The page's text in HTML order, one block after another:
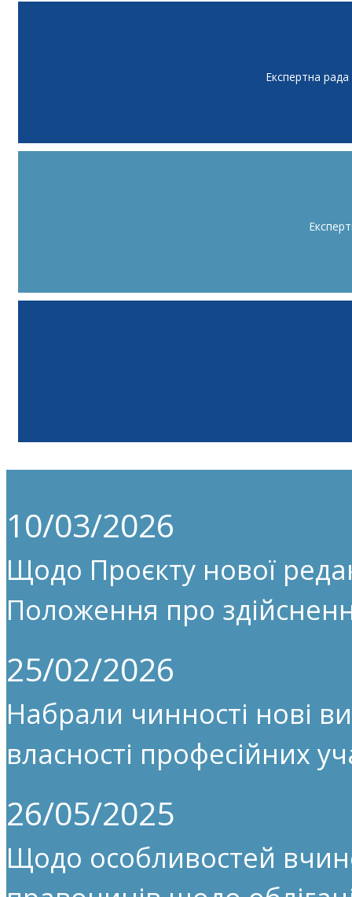
Експертна
10/03/2026
Щодо Проєкту нової
Положення про
25/02/2026
Набрали чинності нові
власності професійних
26/05/2025
Щодо особливостей